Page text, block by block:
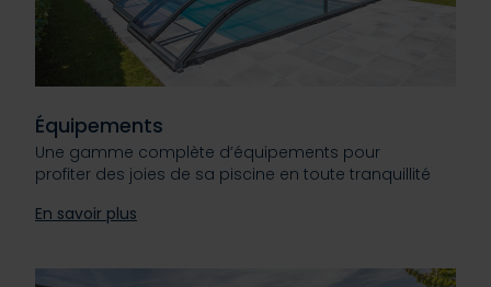
Équipements
Une gamme complète d’équipements pour
profiter des joies de sa piscine en toute tranquillité
En savoir plus